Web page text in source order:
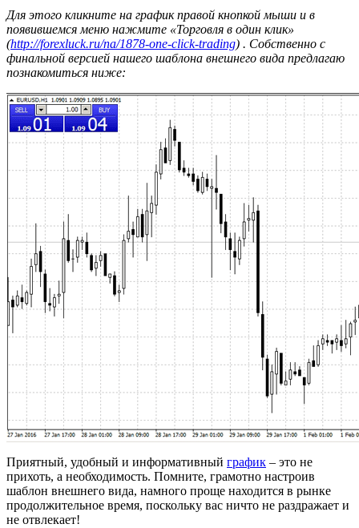
Для этого кликните на график правой кнопкой мыши и в
появившемся меню нажмите «Торговля в один клик»
(http://forexluck.ru/na/1878-one-click-trading) . Собственно с
финальной версией нашего шаблона внешнего вида предлагаю
познакомиться ниже:
Приятный, удобный и информативный график – это не
прихоть, а необходимость. Помните, грамотно настроив
шаблон внешнего вида, намного проще находится в рынке
продолжительное время, поскольку вас ничто не раздражает и
не отвлекает!